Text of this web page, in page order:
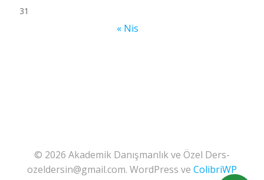
31
« Nis
© 2026 Akademik Danışmanlık ve Özel Ders-
ozeldersin@gmail.com. WordPress ve ColibriWP